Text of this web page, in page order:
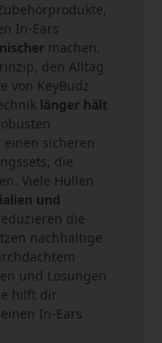
In-Ears
machen.
den Alltag
von KeyBudz
länger hält
sicheren
die
Viele Hüllen
und
die
nachhaltige
und Lösungen
hilft dir
In-Ears